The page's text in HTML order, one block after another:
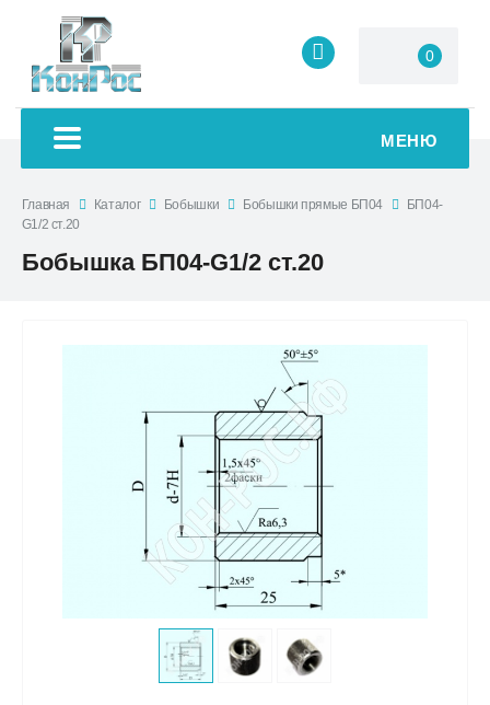
0
МЕНЮ
Главная Каталог Бобышки Бобышки прямые БП04
БП04-
G1/2 ст.20
Бобышка БП04-G1/2 ст.20